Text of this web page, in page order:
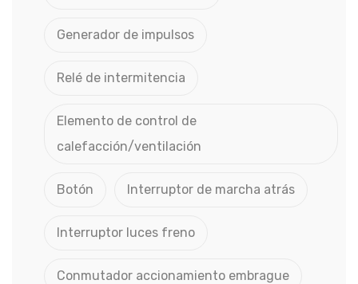
Generador de impulsos
Relé de intermitencia
Elemento de control de
calefacción/ventilación
Botón Interruptor de marcha atrás
Interruptor luces freno
Conmutador accionamiento embrague